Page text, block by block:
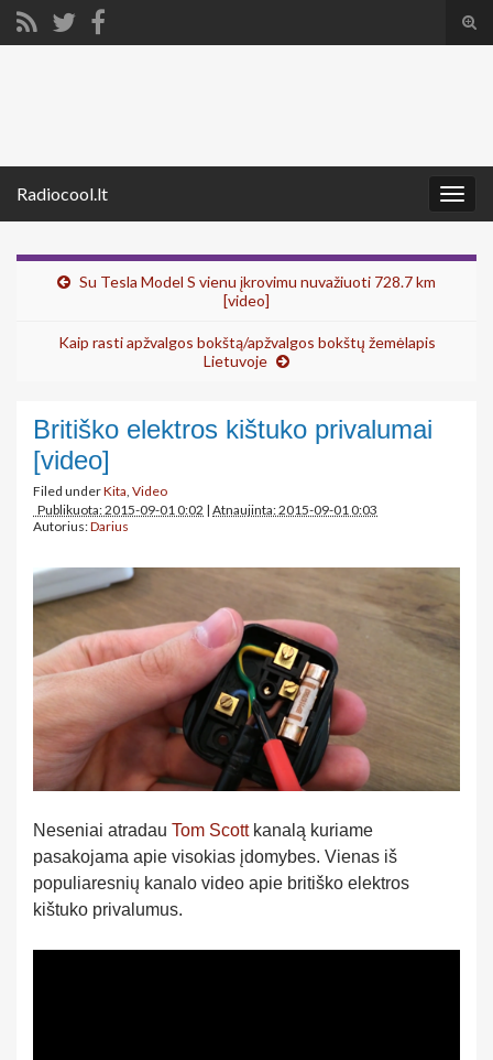
Radiocool.lt
Su Tesla Model S vienu įkrovimu nuvažiuoti 728.7 km
[video]
Kaip rasti apžvalgos bokštą/apžvalgos bokštų žemėlapis
Lietuvoje
Britiško elektros kištuko privalumai
[video]
Filed underKita, Video
Publikuota: 2015-09-01 0:02 | Atnaujinta: 2015-09-01 0:03
Autorius:Darius
Neseniai atradau Tom Scottkanalą kuriame
pasakojama apie visokias įdomybes. Vienas iš
populiaresnių kanalo video apie britiško elektros
kištuko privalumus.